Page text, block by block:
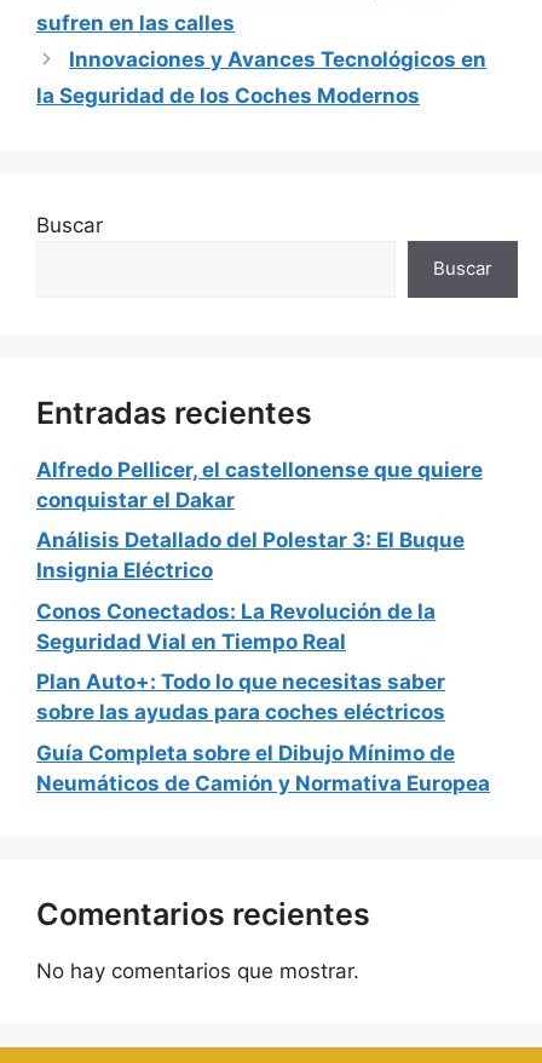
sufren en las calles
Innovaciones y Avances Tecnológicos en
la Seguridad de los Coches Modernos
Buscar
Buscar
Entradas recientes
Alfredo Pellicer, el castellonense que quiere
conquistar el Dakar
Análisis Detallado del Polestar 3: El Buque
Insignia Eléctrico
Conos Conectados: La Revolución de la
Seguridad Vial en Tiempo Real
Plan Auto+: Todo lo que necesitas saber
sobre las ayudas para coches eléctricos
Guía Completa sobre el Dibujo Mínimo de
Neumáticos de Camión y Normativa Europea
Comentarios recientes
No hay comentarios que mostrar.